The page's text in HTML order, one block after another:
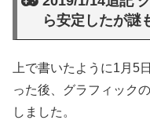
ら安定したが謎
上で書いたように1月5
った後、グラフィック
しました。